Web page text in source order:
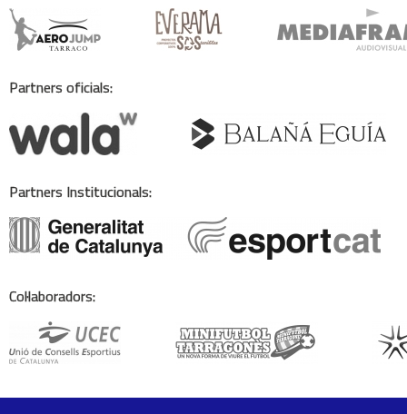
Partners oficials:
Partners Institucionals:
Col·laboradors: